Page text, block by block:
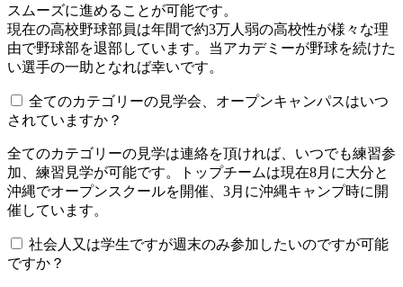
スムーズに進めることが可能です。
現在の高校野球部員は年間で約3万人弱の高校性が様々な理
由で野球部を退部しています。当アカデミーが野球を続けた
い選手の一助となれば幸いです。
全てのカテゴリーの見学会、オープンキャンパスはいつ
されていますか？​​​​​
全てのカテゴリーの見学は連絡を頂ければ、いつでも練習参
加、練習見学が可能です。トップチームは現在8月に大分と
沖縄でオープンスクールを開催、3月に沖縄キャンプ時に開
催しています。
社会人又は学生ですが週末のみ参加したいのですが可能
ですか？